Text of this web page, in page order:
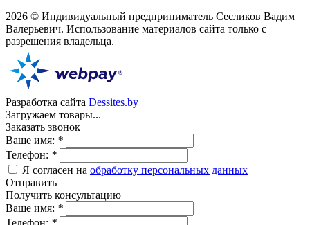
2026 © Индивидуальный предприниматель Сесликов Вадим
Валерьевич. Использование материалов сайта только с
разрешения владельца.
Разработка сайта Dessites.by
Загружаем товары...
Заказать звонок
Ваше имя: *
Телефон: *
Я согласен на обработку персональных данных
Отправить
Получить консультацию
Ваше имя: *
Телефон: *